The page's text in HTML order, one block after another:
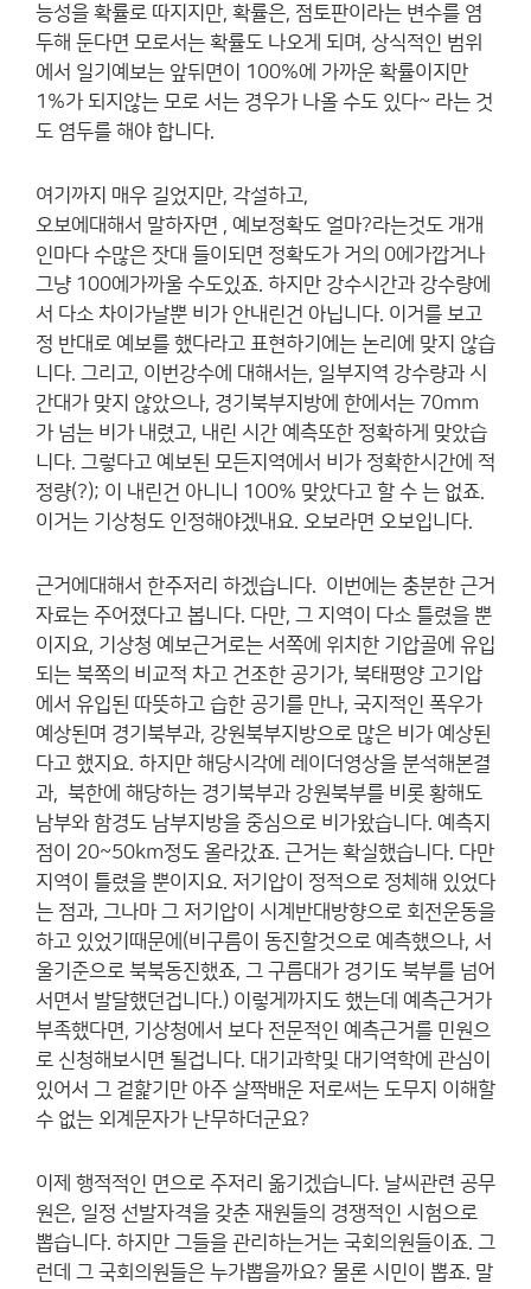
능성을 확률로 따지지만, 확률은, 점토판이라는 변수를 염
두해 둔다면 모로서는 확률도 나오게 되며, 상식적인 범위
에서 일기예보는 앞뒤면이 100%에 가까운 확률이지만
1%가 되지않는 모로 서는 경우가 나올 수도 있다~ 라는 것
도 염두를 해야 합니다.
여기까지 매우 길었지만, 각설하고,
오보에대해서 말하자면 , 예보정확도 얼마?라는것도 개개
인마다 수많은 잣대 들이되면 정확도가 거의 0에가깝거나
그냥 100에가까울 수도있죠. 하지만 강수시간과 강수량에
서 다소 차이가날뿐 비가 안내린건 아닙니다. 이거를 보고
정 반대로 예보를 했다라고 표현하기에는 논리에 맞지 않습
니다. 그리고, 이번강수에 대해서는, 일부지역 강수량과 시
간대가 맞지 않았으나, 경기북부지방에 한에서는 70mm
가 넘는 비가 내렸고, 내린 시간 예측또한 정확하게 맞았습
니다. 그렇다고 예보된 모든지역에서 비가 정확한시간에 적
정량(?); 이 내린건 아니니 100% 맞았다고 할 수 는 없죠.
이거는 기상청도 인정해야겠내요. 오보라면 오보입니다.
근거에대해서 한주저리 하겠습니다. 이번에는 충분한 근거
자료는 주어졌다고 봅니다. 다만, 그 지역이 다소 틀렸을 뿐
이지요, 기상청 예보근거로는 서쪽에 위치한 기압골에 유입
되는 북쪽의 비교적 차고 건조한 공기가, 북태평양 고기압
에서 유입된 따뜻하고 습한 공기를 만나, 국지적인 폭우가
예상된며 경기북부과, 강원북부지방으로 많은 비가 예상된
다고 했지요. 하지만 해당시각에 레이더영상을 분석해본결
과, 북한에 해당하는 경기북부과 강원북부를 비롯 황해도
남부와 함경도 남부지방을 중심으로 비가왔습니다. 예측지
점이 20~50km정도 올라갔죠. 근거는 확실했습니다. 다만
지역이 틀렸을 뿐이지요. 저기압이 정적으로 정체해 있었다
는 점과, 그나마 그 저기압이 시계반대방향으로 회전운동을
하고 있었기때문에(비구름이 동진할것으로 예측했으나, 서
울기준으로 북북동진했죠, 그 구름대가 경기도 북부를 넘어
서면서 발달했던겁니다.) 이렇게까지도 했는데 예측근거가
부족했다면, 기상청에서 보다 전문적인 예측근거를 민원으
로 신청해보시면 될겁니다. 대기과학및 대기역학에 관심이
있어서 그 겉핥기만 아주 살짝배운 저로써는 도무지 이해할
수 없는 외계문자가 난무하더군요?
이제 행적적인 면으로 주저리 옮기겠습니다. 날씨관련 공무
원은, 일정 선발자격을 갖춘 재원들의 경쟁적인 시험으로
뽑습니다. 하지만 그들을 관리하는거는 국회의원들이죠. 그
런데 그 국회의원들은 누가뽑을까요? 물론 시민이 뽑죠. 말